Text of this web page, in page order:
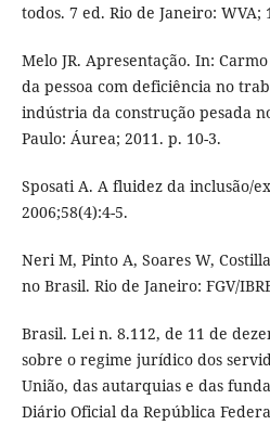
todos. 7 ed. Rio de Janeiro: WVA;
Melo JR. Apresentação. In:
da pessoa com deficiência no
indústria da construção pesada
Paulo: Áurea; 2011. p. 10-3.
Sposati A. A fluidez da inclusão/
2006;58(4):4-5.
Neri M, Pinto A, Soares W,
no Brasil. Rio de Janeiro: FGV/
Brasil. Lei n. 8.112, de 11 de
sobre o regime jurídico dos
União, das autarquias e das
Diário Oficial da República